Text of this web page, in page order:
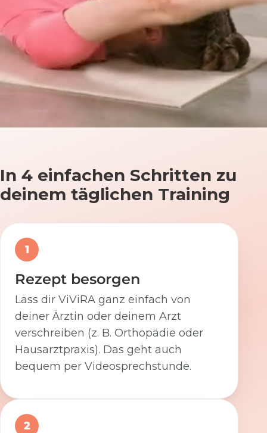
In 4 einfachen Schritten zu
deinem täglichen Training
1
Rezept besorgen
Lass dir ViViRA ganz einfach von
deiner Ärztin oder deinem Arzt
verschreiben (z. B. Orthopädie oder
Hausarztpraxis). Das geht auch
bequem per Videosprechstunde.
2